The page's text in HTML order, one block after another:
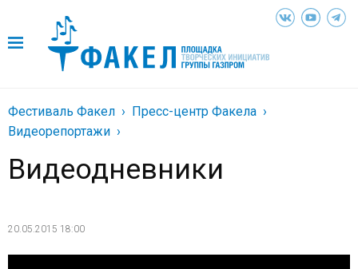
Фестиваль Факел
Пресс-центр Факела
Видеорепортажи
Видеодневники
20.05.2015 18:00